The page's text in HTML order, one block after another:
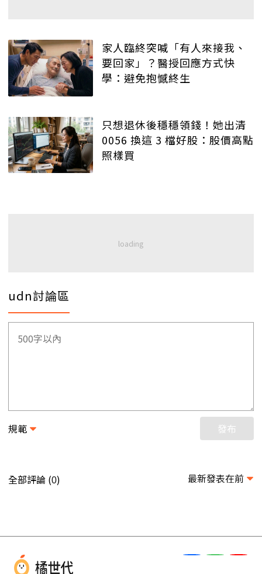
家人臨終突喊「有人來接我、
要回家」？醫授回應方式快
學：避免抱憾終生
只想退休後穩穩領錢！她出清
0056 換這 3 檔好股：股價高點
照樣買
udn討論區
規範 發布
全部評論 (0) 最新發表在前